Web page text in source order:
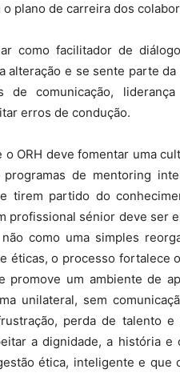
plano de carreira dos
como facilitador de
alteração e se sente parte
de comunicação,
erros de condução.
ORH deve fomentar uma
de mentoring
tirem partido do
profissional sénior deve ser
como uma simples
éticas, o processo fortalece
promove um ambiente de
unilateral, sem
perda de talento
a dignidade, a história
ética, inteligente e que